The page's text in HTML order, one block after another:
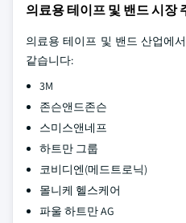
의료용 테이프 및 밴드 시장
의료용 테이프 및 밴드 산업에
같습니다:
3M
존슨앤드존슨
스미스앤네프
하트만 그룹
코비디엔(메드트로닉)
몰니케 헬스케어
파울 하트만 AG